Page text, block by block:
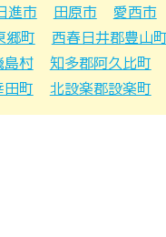
進市 田原市 愛西市
郷町 西春日井郡豊山町
島村 知多郡阿久比町
田町 北設楽郡設楽町